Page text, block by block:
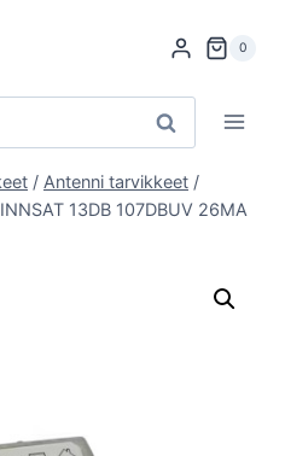
0
Haku
/ Antenni tarvikkeet /
13DB 107DBUV 26MA